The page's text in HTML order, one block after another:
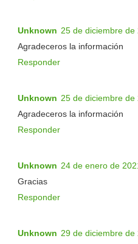
Unknown 25 de diciembre de
Agradeceros la información
Responder
Unknown 25 de diciembre de
Agradeceros la información
Responder
Unknown 24 de enero de
Gracias
Responder
Unknown 29 de diciembre de